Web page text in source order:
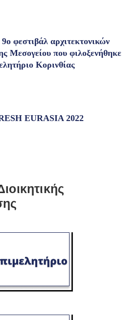
φεστιβάλ αρχιτεκτονικών
Μεσογείου που φιλοξενήθηκε
Κορινθίας
EURASIA 2022